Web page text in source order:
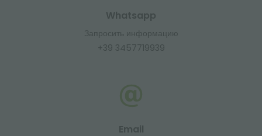
Whatsapp
Запросить информацию
+39 3457719939
Email